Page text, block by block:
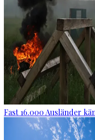
Fast 16.000 Ausländer